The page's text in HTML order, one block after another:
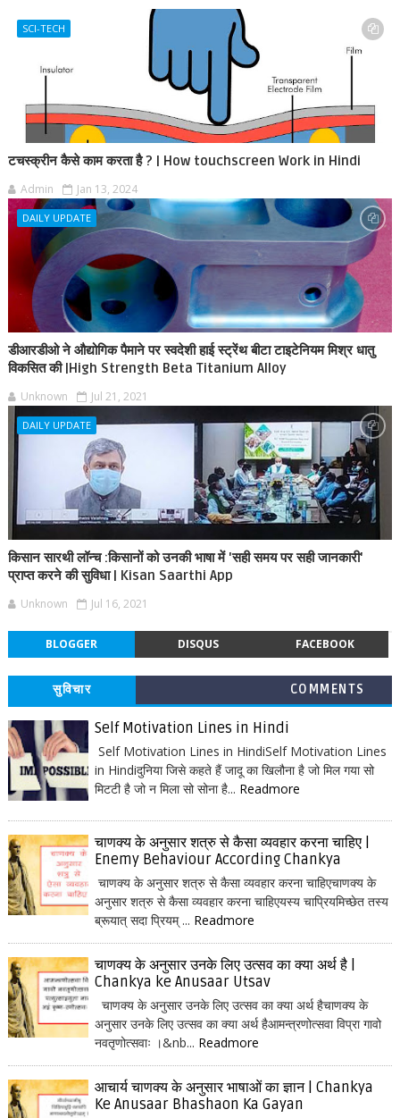
SCI-TECH
टचस्क्रीन कैसे काम करता है ? | How touchscreen Work in Hindi
Admin Jan 13, 2024
DAILY UPDATE
डीआरडीओ ने औद्योगिक पैमाने पर स्वदेशी हाई स्ट्रेंथ बीटा टाइटेनियम मिश्र धातु
विकसित की |High Strength Beta Titanium Alloy
Unknown Jul 21, 2021
DAILY UPDATE
किसान सारथी लॉन्च :किसानों को उनकी भाषा में 'सही समय पर सही जानकारी'
प्राप्त करने की सुविधा | Kisan Saarthi App
Unknown Jul 16, 2021
BLOGGER DISQUS FACEBOOK
सुविचार COMMENTS
Self Motivation Lines in Hindi
Self Motivation Lines in HindiSelf Motivation Lines
in Hindiदुनिया जिसे कहते हैं जादू का खिलौना है जो मिल गया सो
मिटटी है जो न मिला सो सोना है... Readmore
चाणक्य के अनुसार शत्रु से कैसा व्यवहार करना चाहिए |
Enemy Behaviour According Chankya
चाणक्य के अनुसार शत्रु से कैसा व्यवहार करना चाहिएचाणक्य के
अनुसार शत्रु से कैसा व्यवहार करना चाहिएयस्य चाप्रियमिच्छेत तस्य
ब्रूयात् सदा प्रियम् ... Readmore
चाणक्य के अनुसार उनके लिए उत्सव का क्या अर्थ है |
Chankya ke Anusaar Utsav
चाणक्य के अनुसार उनके लिए उत्सव का क्या अर्थ हैचाणक्य के
अनुसार उनके लिए उत्सव का क्या अर्थ हैआमन्त्रणोत्सवा विप्रा गावो
नवतृणोत्सवाः ।&nb... Readmore
आचार्य चाणक्य के अनुसार भाषाओं का ज्ञान | Chankya
Ke Anusaar Bhashaon Ka Gayan